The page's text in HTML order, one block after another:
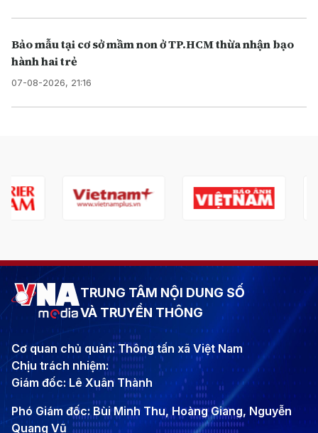
Bảo mẫu tại cơ sở mầm non ở TP.HCM thừa nhận bạo
hành hai trẻ
07-08-2026, 21:16
TRUNG TÂM NỘI DUNG SỐ
VÀ TRUYỀN THÔNG
Cơ quan chủ quản: Thông tấn xã Việt Nam
Chịu trách nhiệm:
Giám đốc: Lê Xuân Thành
Phó Giám đốc: Bùi Minh Thu, Hoàng Giang, Nguyễn
Quang Vũ